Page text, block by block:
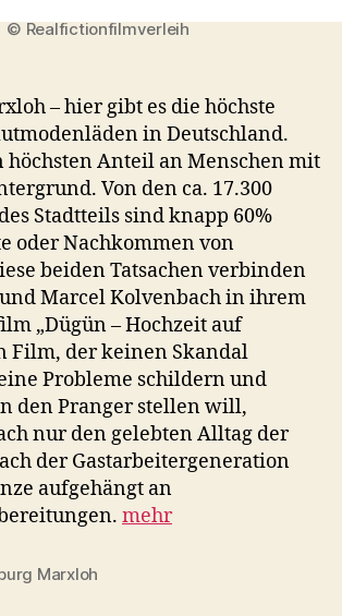
© Realfictionfilmverleih
– hier gibt es die höchste
in Deutschland.
höchsten Anteil an Menschen mit
Von den ca. 17.300
Stadtteils sind knapp 60%
oder Nachkommen von
beiden Tatsachen verbinden
Marcel Kolvenbach in ihrem
„Dügün – Hochzeit auf
Film, der keinen Skandal
Probleme schildern und
den Pranger stellen will,
nur den gelebten Alltag der
der Gastarbeitergeneration
aufgehängt an
mehr
Marxloh